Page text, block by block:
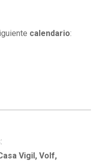
calendario:
Vigil, Volf,